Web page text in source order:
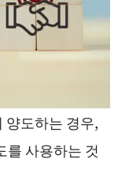
양도하는 경우,
를 사용하는 것